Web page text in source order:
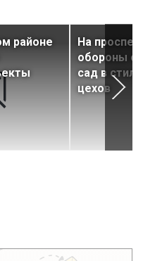
районе
На
обороны
сад в
цехов